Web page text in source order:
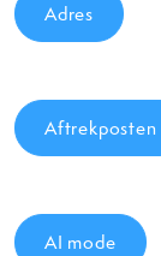
Adres
Aftrekposten
AI mode